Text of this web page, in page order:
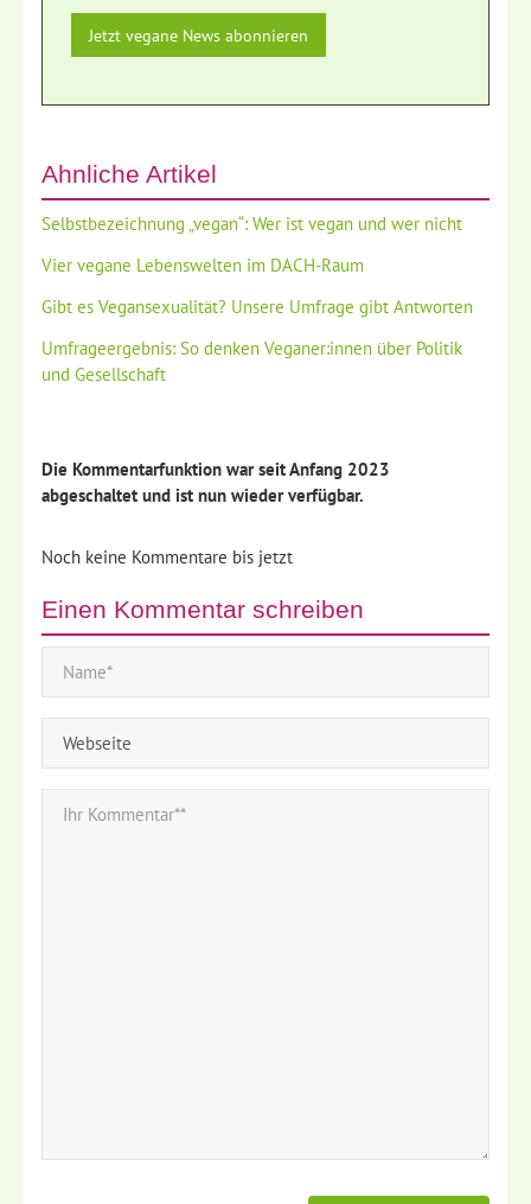
Ähnliche Artikel
Selbstbezeichnung „vegan“: Wer ist vegan und wer nicht
Vier vegane Lebenswelten im DACH-Raum
Gibt es Vegansexualität? Unsere Umfrage gibt Antworten
Umfrageergebnis: So denken Veganer:innen über Politik
und Gesellschaft
Die Kommentarfunktion war seit Anfang 2023
abgeschaltet und ist nun wieder verfügbar.
Noch keine Kommentare bis jetzt
Einen Kommentar schreiben